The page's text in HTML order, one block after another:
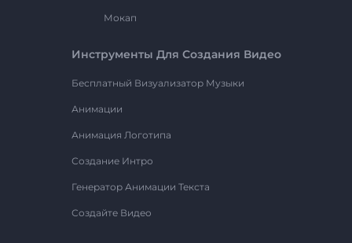
Мокап
Инструменты Для Создания Видео
Бесплатный Визуализатор Музыки
Анимации
Анимация Логотипа
Создание Интро
Генератор Анимации Текста
Создайте Видео